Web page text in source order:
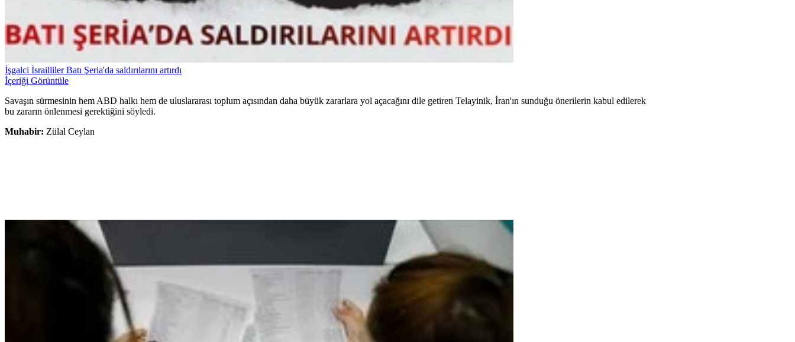
İşgalci İsrailliler Batı Şeria'da saldırılarını artırdı
İçeriği Görüntüle
Savaşın sürmesinin hem ABD halkı hem de uluslararası toplum açısından daha büyük zararlara yol açacağını dile getiren Telayinik, İran'ın sunduğu önerilerin kabul edilerek
bu zararın önlenmesi gerektiğini söyledi.
Muhabir: Zülal Ceylan